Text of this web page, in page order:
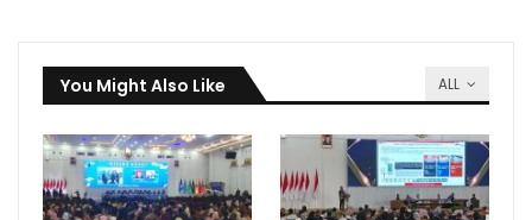
ALL
You Might Also Like